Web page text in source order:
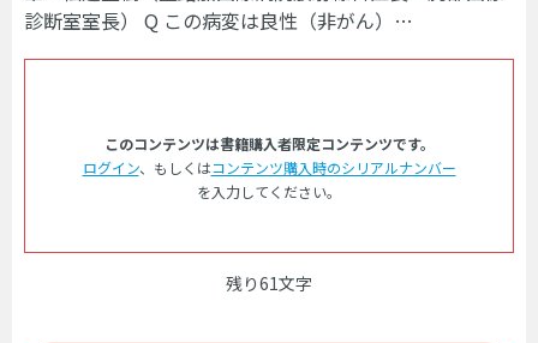
診断室室長） Q この病変は良性（非がん）…
このコンテンツは書籍購入者限定コンテンツです。
ログイン、もしくはコンテンツ購入時のシリアルナンバー
を入力してください。
残り61文字